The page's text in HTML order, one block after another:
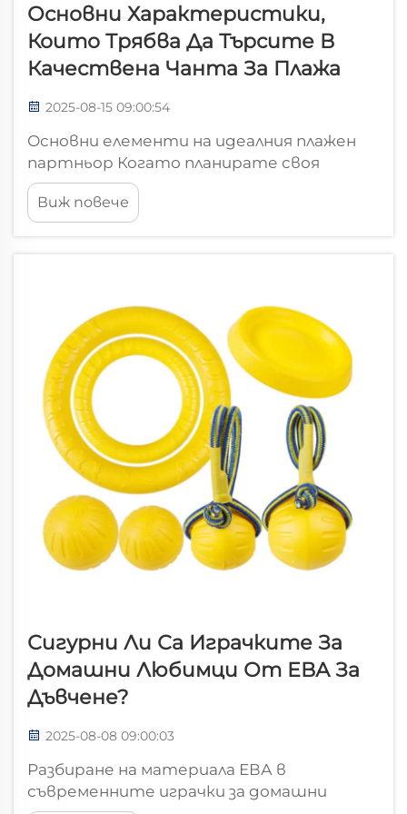
Основни Характеристики,
Които Трябва Да Търсите В
Качествена Чанта За Плажа
2025-08-15 09:00:54
Основни елементи на идеалния плажен
партньор Когато планирате своя
идеален ден на плажа, наличието на
правилната чанта за плаж може да
направи разликата между безпроблемен
Виж повече
Сигурни Ли Са Играчките За
Домашни Любимци От ЕВА За
Дъвчене?
2025-08-08 09:00:03
Разбиране на материала ЕВА в
съвременните играчки за домашни